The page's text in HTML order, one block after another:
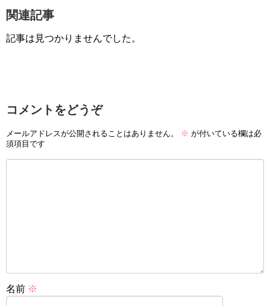
関連記事
記事は見つかりませんでした。
コメントをどうぞ
メールアドレスが公開されることはありません。 ※ が付いている欄は必
須項目です
名前 ※